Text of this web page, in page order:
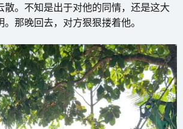
散。不知是出于对他的同情，还是这大
那晚回去，对方狠狠搂着他。